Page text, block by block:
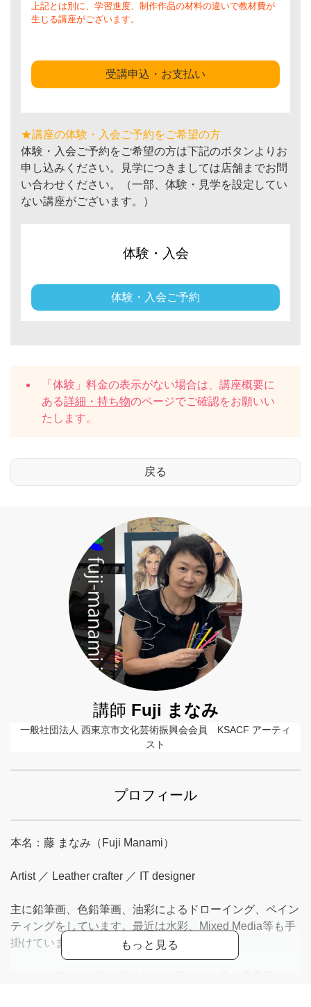
上記とは別に、学習進度、制作作品の材料の違いで教材費が
生じる講座がございます。
受講申込・お支払い
★講座の体験・入会ご予約をご希望の方
体験・入会ご予約をご希望の方は下記のボタンよりお
申し込みください。見学につきましては店舗までお問
い合わせください。（一部、体験・見学を設定してい
ない講座がございます。）
体験・入会
体験・入会ご予約
「体験」料金の表示がない場合は、講座概要に
ある詳細・持ち物のページでご確認をお願いい
たします。
講師 Fuji まなみ
一般社団法人 西東京市文化芸術振興会会員　KSACF アーティ
スト
プロフィール
本名：藤 まなみ（Fuji Manami）
Artist ／ Leather crafter ／ IT designer
主に鉛筆画、色鉛筆画、油彩によるドローイング、ペイン
ティングをしています。最近は水彩、Mixed Media等も手
掛けています。